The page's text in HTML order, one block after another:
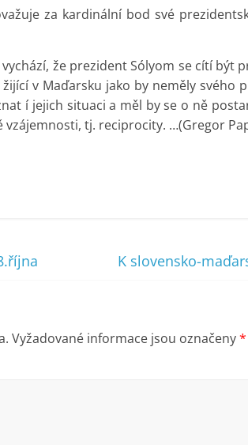
za kardinální bod své
že prezident Sólyom se cítí být
v Maďarsku jako by neměly svého
í jejich situaci a měl by se o ně
tj. reciprocity. …(Gregor
K slovensko-
Vyžadované informace jsou označeny*